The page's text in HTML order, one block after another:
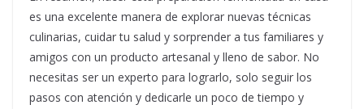
es una excelente manera de explorar nuevas técnicas
culinarias, cuidar tu salud y sorprender a tus familiares y
amigos con un producto artesanal y lleno de sabor. No
necesitas ser un experto para lograrlo, solo seguir los
pasos con atención y dedicarle un poco de tiempo y